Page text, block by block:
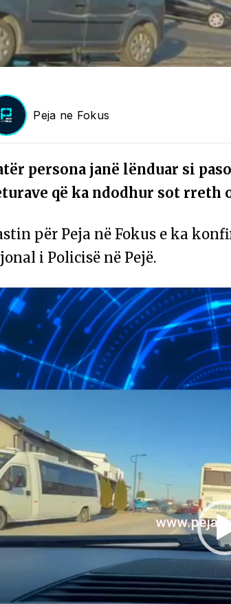
Peja ne Fokus
persona janë lënduar si
që ka ndodhur sot rreth
për Peja në Fokus e ka
i Policisë në Pejë.